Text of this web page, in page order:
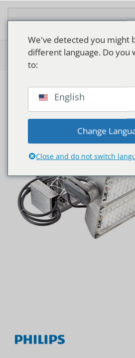
>Shop>Philips OptiVision LED
We've detected you might
different language. Do you
to:
English
Change
Close and do not switch